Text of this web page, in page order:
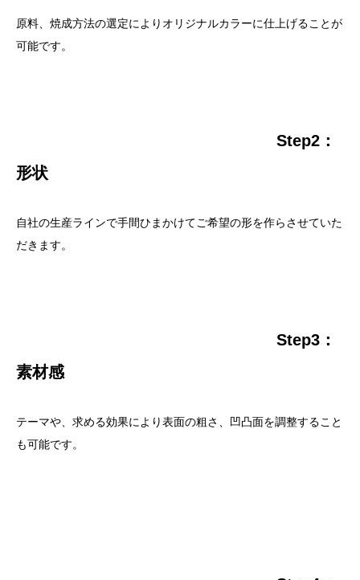
原料、焼成方法の選定によりオリジナルカラーに仕上げることが
可能です。
Step2：
形状
自社の生産ラインで手間ひまかけてご希望の形を作らさせていた
だきます。
Step3：
素材感
テーマや、求める効果により表面の粗さ、凹凸面を調整すること
も可能です。